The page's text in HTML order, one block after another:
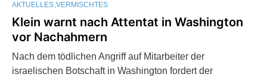
AKTUELLES VERMISCHTES
Klein warnt nach Attentat in Washington
vor Nachahmern
Nach dem tödlichen Angriff auf Mitarbeiter der
israelischen Botschaft in Washington fordert der